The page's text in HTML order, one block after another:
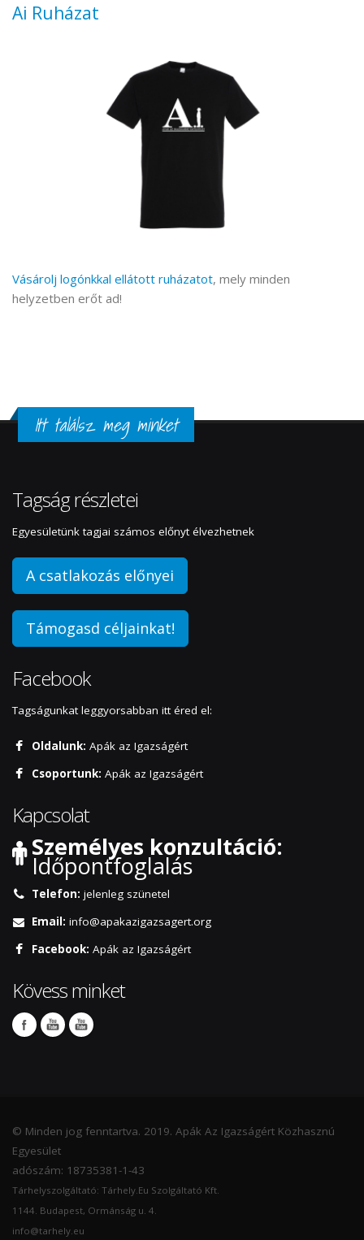
Ai Ruházat
Vásárolj logónkkal ellátott ruházatot, mely minden
helyzetben erőt ad!
Itt találsz meg minket
Tagság részletei
Egyesületünk tagjai számos előnyt élvezhetnek
A csatlakozás előnyei
Támogasd céljainkat!
Facebook
Tagságunkat leggyorsabban itt éred el:
Oldalunk: Apák az Igazságért
Csoportunk: Apák az Igazságért
Kapcsolat
Személyes konzultáció:
Időpontfoglalás
Telefon: jelenleg szünetel
Email: info@apakazigazsagert.org
Facebook: Apák az Igazságért
Kövess minket
© Minden jog fenntartva. 2019. Apák Az Igazságért Közhasznú
Egyesület
adószám: 18735381-1-43
Tárhelyszolgáltató: Tárhely.Eu Szolgáltató Kft.
1144. Budapest, Ormánság u. 4.
info@tarhely.eu